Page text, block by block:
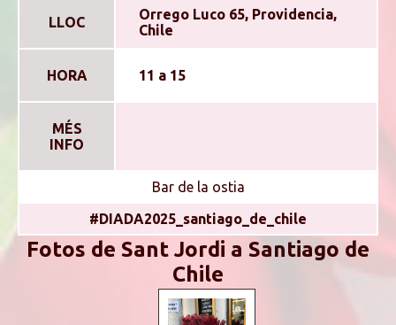
LLOC
Orrego Luco 65, Providencia,
Chile
HORA 11 a 15
MÉS
INFO
Bar de la ostia
#DIADA2025_santiago_de_chile
Fotos de Sant Jordi a Santiago de
Chile